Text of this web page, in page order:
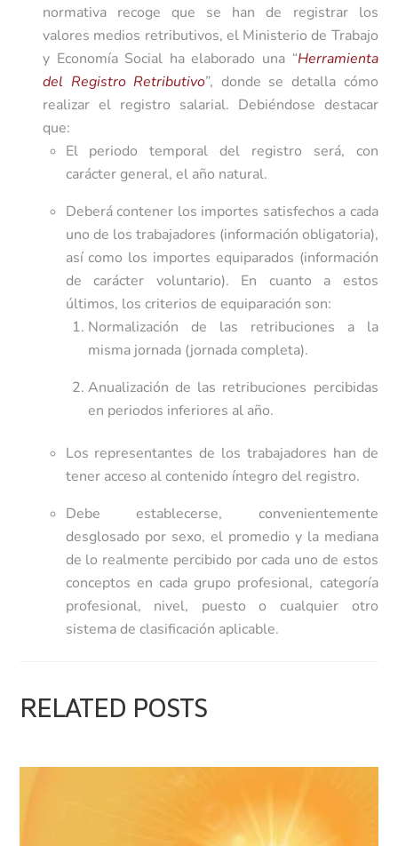
normativa recoge que se han de registrar los
valores medios retributivos, el Ministerio de Trabajo
y Economía Social ha elaborado una “Herramienta
del Registro Retributivo”, donde se detalla cómo
realizar el registro salarial. Debiéndose destacar
que:
El periodo temporal del registro será, con
carácter general, el año natural.
Deberá contener los importes satisfechos a cada
uno de los trabajadores (información obligatoria),
así como los importes equiparados (información
de carácter voluntario). En cuanto a estos
últimos, los criterios de equiparación son:
Normalización de las retribuciones a la
misma jornada (jornada completa).
Anualización de las retribuciones percibidas
en periodos inferiores al año.
Los representantes de los trabajadores han de
tener acceso al contenido íntegro del registro.
Debe establecerse, convenientemente
desglosado por sexo, el promedio y la mediana
de lo realmente percibido por cada uno de estos
conceptos en cada grupo profesional, categoría
profesional, nivel, puesto o cualquier otro
sistema de clasificación aplicable.
RELATED POSTS